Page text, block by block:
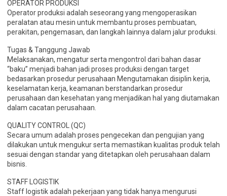
OPERATOR PRODUKSI
Operator produksi adalah seseorang yang mengoperasikan
peralatan atau mesin untuk membantu proses pembuatan,
perakitan, pengemasan, dan langkah lainnya dalam jalur produksi.
Tugas & Tanggung Jawab
Melaksanakan, mengatur serta mengontrol dari bahan dasar
“baku” menjadi bahan jadi proses produksi dengan target
bedasarkan prosedur perusahaan Mengutamakan disiplin kerja,
keselamatan kerja, keamanan berstandarkan prosedur
perusahaan dan kesehatan yang menjadikan hal yang diutamakan
dalam cacatan perusahaan.
QUALITY CONTROL (QC)
Secara umum adalah proses pengecekan dan pengujian yang
dilakukan untuk mengukur serta memastikan kualitas produk telah
sesuai dengan standar yang ditetapkan oleh perusahaan dalam
bisnis.
STAFF LOGISTIK
Staff logistik adalah pekerjaan yang tidak hanya mengurusi